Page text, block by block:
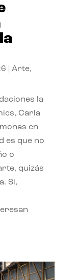
Arte,
la
Carla
en
es que no
o
quizás
Si,